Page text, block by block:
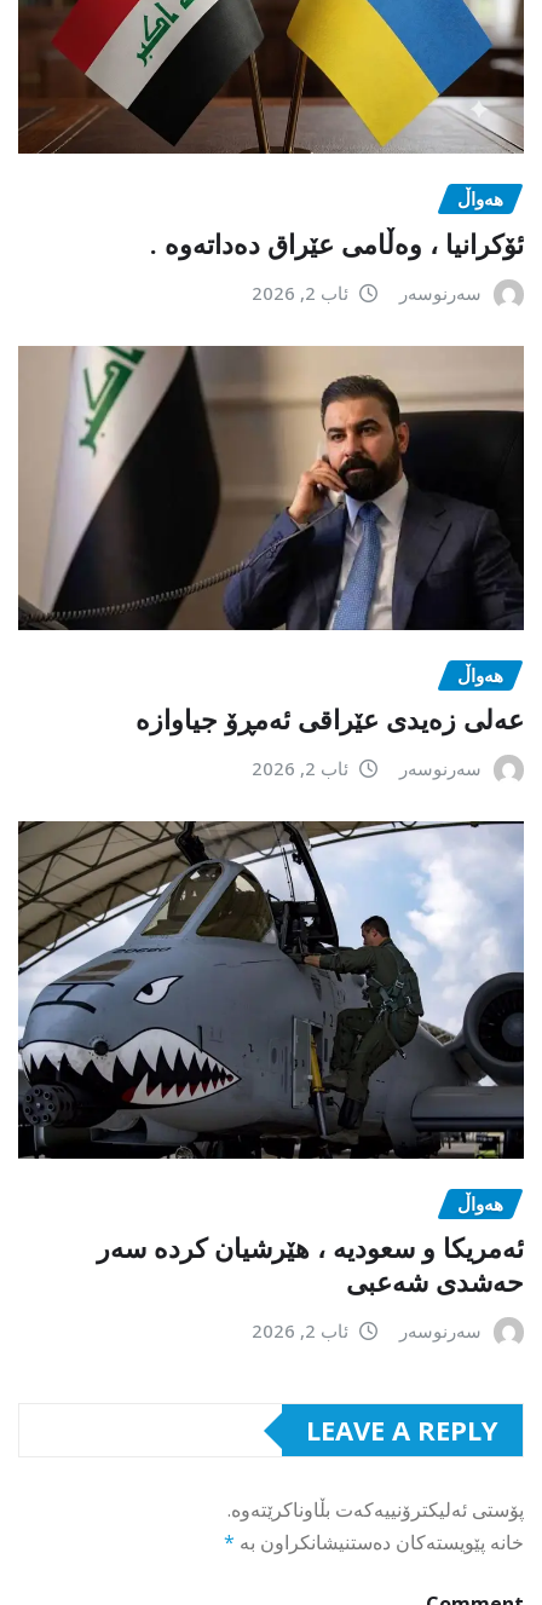
هەواڵ
ئۆکرانیا ، وەڵامی عێراق دەداتەوە .
سەرنوسەر ئاب 2, 2026
هەواڵ
عەلی زەیدی عێراقی ئەمڕۆ جیاوازە
سەرنوسەر ئاب 2, 2026
هەواڵ
ئەمریکا و سعودیە ، هێرشیان کردە سەر
حەشدی شەعبی
سەرنوسەر ئاب 2, 2026
LEAVE A REPLY
پۆستی ئەلیکترۆنییەکەت بڵاوناکرێتەوە.
خانە پێویستەکان دەستنیشانکراون بە *